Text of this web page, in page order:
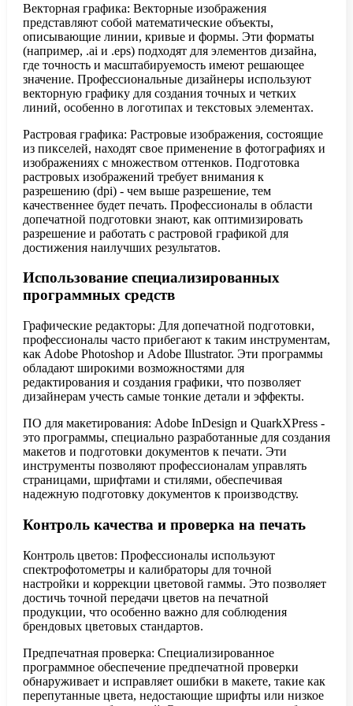
Векторная графика: Векторные изображения
представляют собой математические объекты,
описывающие линии, кривые и формы. Эти форматы
(например, .ai и .eps) подходят для элементов дизайна,
где точность и масштабируемость имеют решающее
значение. Профессиональные дизайнеры используют
векторную графику для создания точных и четких
линий, особенно в логотипах и текстовых элементах.
Растровая графика: Растровые изображения, состоящие
из пикселей, находят свое применение в фотографиях и
изображениях с множеством оттенков. Подготовка
растровых изображений требует внимания к
разрешению (dpi) - чем выше разрешение, тем
качественнее будет печать. Профессионалы в области
допечатной подготовки знают, как оптимизировать
разрешение и работать с растровой графикой для
достижения наилучших результатов.
Использование специализированных
программных средств
Графические редакторы: Для допечатной подготовки,
профессионалы часто прибегают к таким инструментам,
как Adobe Photoshop и Adobe Illustrator. Эти программы
обладают широкими возможностями для
редактирования и создания графики, что позволяет
дизайнерам учесть самые тонкие детали и эффекты.
ПО для макетирования: Adobe InDesign и QuarkXPress -
это программы, специально разработанные для создания
макетов и подготовки документов к печати. Эти
инструменты позволяют профессионалам управлять
страницами, шрифтами и стилями, обеспечивая
надежную подготовку документов к производству.
Контроль качества и проверка на печать
Контроль цветов: Профессионалы используют
спектрофотометры и калибраторы для точной
настройки и коррекции цветовой гаммы. Это позволяет
достичь точной передачи цветов на печатной
продукции, что особенно важно для соблюдения
брендовых цветовых стандартов.
Предпечатная проверка: Специализированное
программное обеспечение предпечатной проверки
обнаруживает и исправляет ошибки в макете, такие как
перепутанные цвета, недостающие шрифты или низкое